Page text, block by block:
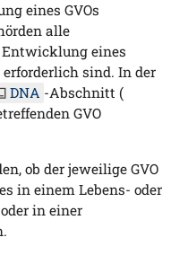
eines GVOs
alle
eines
sind. In der
DNA -Abschnitt (
GVO
ob der jeweilige GVO
in einem Lebens- oder
in einer